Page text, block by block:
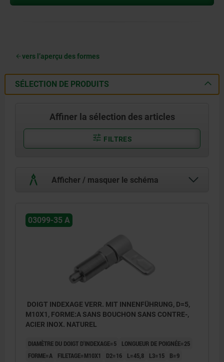
vers l’aperçu des formes
SÉLECTION DE PRODUITS
Affiner la sélection des articles
FILTRES
Afficher / masquer le schéma
03099-35 A
DOIGT INDEXAGE VERR. MIT INNENFÜHRUNG, D=5,
M10X1, FORME:A SANS BOUCHON SANS CONTRE-,
ACIER INOX. NATUREL
DIAMÈTRE DU DOIGT D'INDEXAGE=5
LONGUEUR DE POIGNÉE=25
FORME=A
FILETAGE=M10X1 D2=16 L=45,8 L3=15
B=9